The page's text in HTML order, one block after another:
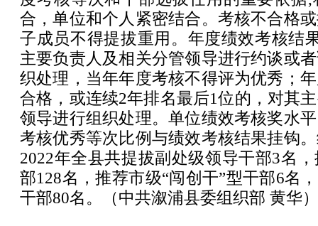
合，单位和个人紧密结合。考核不合格
子成员不得提拔重用。年度绩效考核结
主要负责人及相关分管领导进行约谈或
织处理，当年年度考核不得评为优秀；
合格，或连续2年排名最后1位的，对其
领导进行组织处理。单位绩效考核奖水
考核优秀等次比例与绩效考核结果挂钩
2022年全县共提拔副处级领导干部3名
部128名，推荐市级“闯创干”型干部6名
干部80名。（中共溆浦县委组织部 黄华）